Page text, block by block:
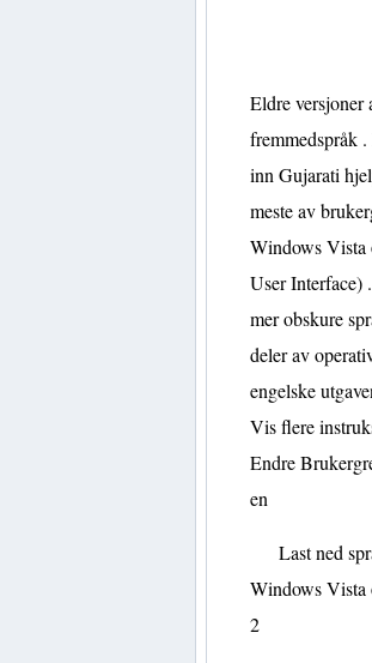
Eldre versjoner
fremmedspråk
inn Gujarati
meste av
Windows Vista
User Interface)
mer obskure
deler av
engelske
Vis flere
Endre
en
Last ned
Windows Vista
2